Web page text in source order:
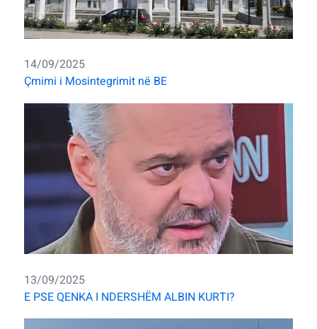
14/09/2025
Çmimi i Mosintegrimit në BE
13/09/2025
E PSE QENKA I NDERSHËM ALBIN KURTI?